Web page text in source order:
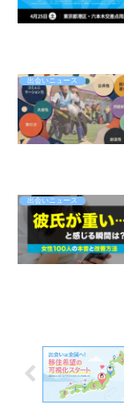
出会いニュース
出会いニュース